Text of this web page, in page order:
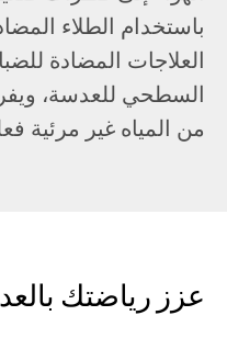
باستخدام الطلاء
العلاجات المضادة
السطحي للعدسة،
من المياه غير مرئية
عزز رياضتك